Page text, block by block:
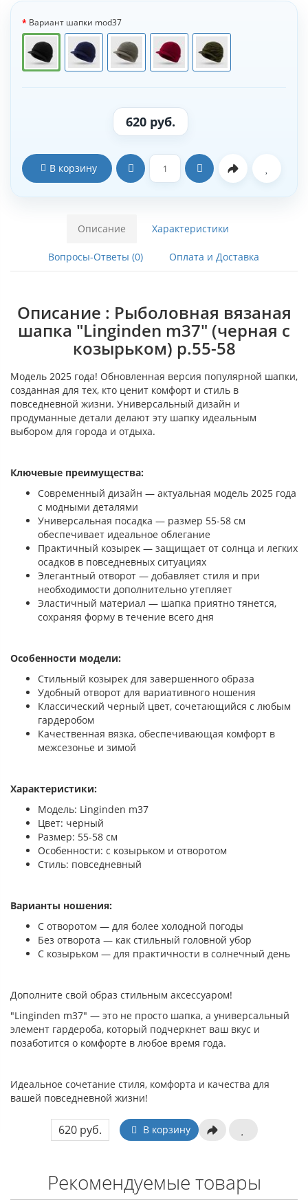
Вариант шапки mod37
620 руб.
В корзину
Описание Характеристики
Вопросы-Ответы (0) Оплата и Доставка
Описание : Рыболовная вязаная
шапка "Linginden m37" (черная с
козырьком) р.55-58
Модель 2025 года! Обновленная версия популярной шапки,
созданная для тех, кто ценит комфорт и стиль в
повседневной жизни. Универсальный дизайн и
продуманные детали делают эту шапку идеальным
выбором для города и отдыха.
Ключевые преимущества:
Современный дизайн — актуальная модель 2025 года
с модными деталями
Универсальная посадка — размер 55-58 см
обеспечивает идеальное облегание
Практичный козырек — защищает от солнца и легких
осадков в повседневных ситуациях
Элегантный отворот — добавляет стиля и при
необходимости дополнительно утепляет
Эластичный материал — шапка приятно тянется,
сохраняя форму в течение всего дня
Особенности модели:
Стильный козырек для завершенного образа
Удобный отворот для вариативного ношения
Классический черный цвет, сочетающийся с любым
гардеробом
Качественная вязка, обеспечивающая комфорт в
межсезонье и зимой
Характеристики:
Модель: Linginden m37
Цвет: черный
Размер: 55-58 см
Особенности: с козырьком и отворотом
Стиль: повседневный
Варианты ношения:
С отворотом — для более холодной погоды
Без отворота — как стильный головной убор
С козырьком — для практичности в солнечный день
Дополните свой образ стильным аксессуаром!
"Linginden m37" — это не просто шапка, а универсальный
элемент гардероба, который подчеркнет ваш вкус и
позаботится о комфорте в любое время года.
Идеальное сочетание стиля, комфорта и качества для
вашей повседневной жизни!
620 руб. В корзину
Рекомендуемые товары